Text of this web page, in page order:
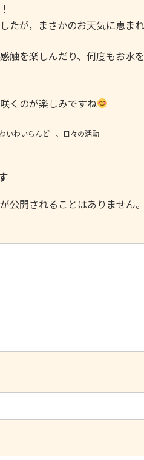
たが，まさかのお天気に恵ま
触を楽しんだり、何度もお水
くのが楽しみですね
いわいらんど 、 日々の活動
公開されることはありません。